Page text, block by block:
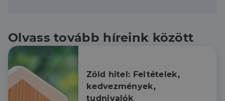
Olvass tovább híreink között
Zöld hitel: Feltételek,
kedvezmények,
tudnivalók